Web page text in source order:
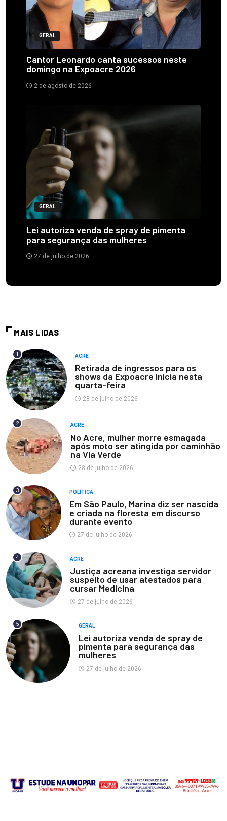
GERAL
Cantor Leonardo canta sucessos neste
domingo na Expoacre 2026
2 de agosto de 2026
GERAL
Lei autoriza venda de spray de pimenta
para segurança das mulheres
27 de julho de 2026
MAIS LIDAS
1 ACRE
Retirada de ingressos para os
shows da Expoacre inicia nesta
quarta-feira
28 de julho de 2026
2 ACRE
No Acre, mulher morre esmagada
após moto ser atingida por caminhão
na Via Verde
28 de julho de 2026
3 POLÍTICA
Em São Paulo, Marina diz ser nascida
e criada na floresta em discurso
durante evento
27 de julho de 2026
4 ACRE
Justiça acreana investiga servidor
suspeito de usar atestados para
cursar Medicina
27 de julho de 2026
5 GERAL
Lei autoriza venda de spray de
pimenta para segurança das
mulheres
27 de julho de 2026